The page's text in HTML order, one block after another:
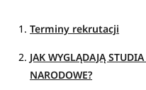
Terminy rekrutacji
JAK WYGLĄDAJĄ
NARODOWE?